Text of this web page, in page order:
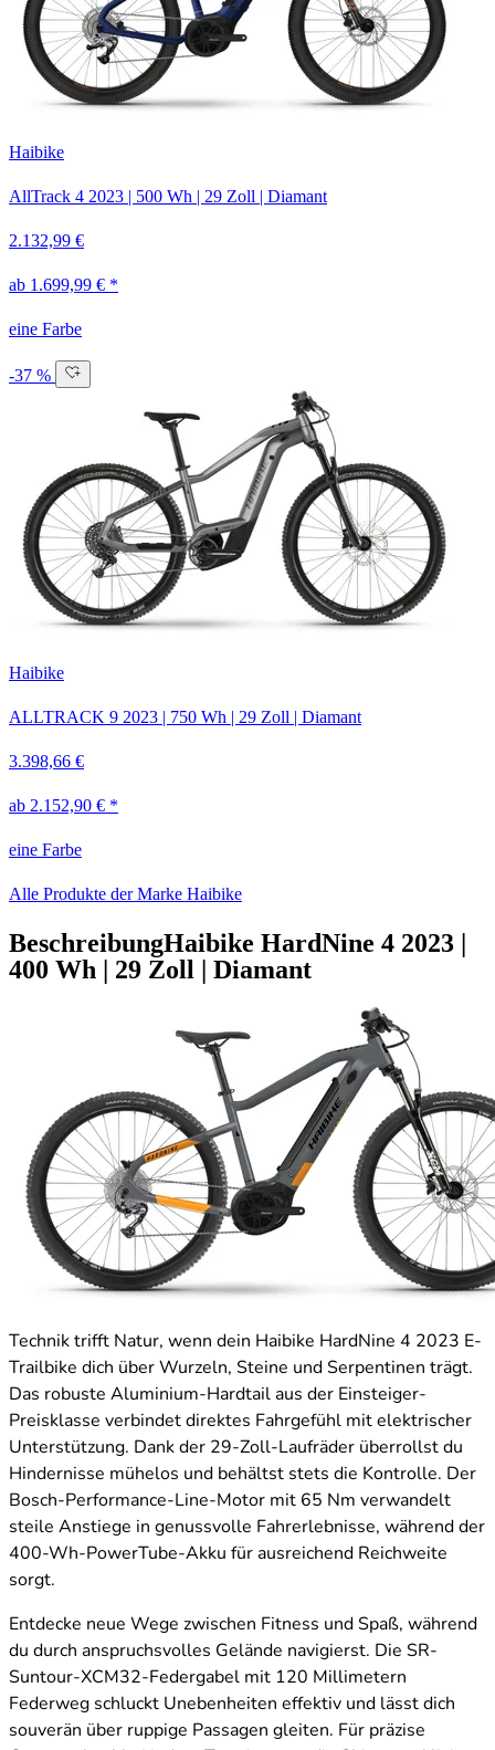
Haibike
AllTrack 4 2023 | 500 Wh | 29 Zoll | Diamant
2.132,99 €
ab 1.699,99 € *
eine Farbe
-37 %
Haibike
ALLTRACK 9 2023 | 750 Wh | 29 Zoll | Diamant
3.398,66 €
ab 2.152,90 € *
eine Farbe
Alle Produkte der Marke Haibike
BeschreibungHaibike HardNine 4 2023 |
400 Wh | 29 Zoll | Diamant
Technik trifft Natur, wenn dein Haibike HardNine 4 2023 E-
Trailbike dich über Wurzeln, Steine und Serpentinen trägt.
Das robuste Aluminium-Hardtail aus der Einsteiger-
Preisklasse verbindet direktes Fahrgefühl mit elektrischer
Unterstützung. Dank der 29-Zoll-Laufräder überrollst du
Hindernisse mühelos und behältst stets die Kontrolle. Der
Bosch-Performance-Line-Motor mit 65 Nm verwandelt
steile Anstiege in genussvolle Fahrerlebnisse, während der
400-Wh-PowerTube-Akku für ausreichend Reichweite
sorgt.
Entdecke neue Wege zwischen Fitness und Spaß, während
du durch anspruchsvolles Gelände navigierst. Die SR-
Suntour-XCM32-Federgabel mit 120 Millimetern
Federweg schluckt Unebenheiten effektiv und lässt dich
souverän über ruppige Passagen gleiten. Für präzise